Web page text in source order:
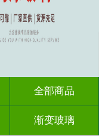
全部商品
渐变玻璃